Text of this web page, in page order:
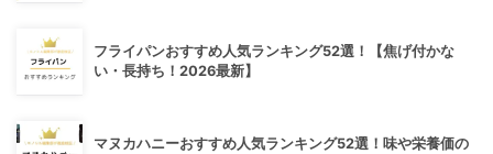
フライパンおすすめ人気ランキング52選！【焦げ付かな
い・長持ち！2026最新】
マヌカハニーおすすめ人気ランキング52選！味や栄養価の